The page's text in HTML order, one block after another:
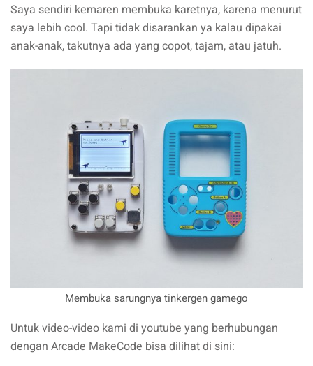
Saya sendiri kemaren membuka karetnya, karena menurut
saya lebih cool. Tapi tidak disarankan ya kalau dipakai
anak-anak, takutnya ada yang copot, tajam, atau jatuh.
Membuka sarungnya tinkergen gamego
Untuk video-video kami di youtube yang berhubungan
dengan Arcade MakeCode bisa dilihat di sini: